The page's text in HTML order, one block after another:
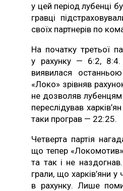
у цей період лубенці
гравці
своїх партнерів по
На початку третьої
у рахунку — 6:2,
виявилася
«Локо» зрівняв
не дозволяв
переслідував
таки програв — 22:25.
Четверта партія
що тепер
та так і не
грали, що харків’яни
в рахунку. Лише